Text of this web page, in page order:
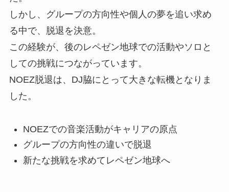
しかし、グループの方向性や個人の夢を追い求め
る中で、脱退を決意。
この経験が、後のレペゼン地球での活動やソロと
しての挑戦につながっています。
NOEZ脱退は、DJ脇にとって大きな転機となりま
した。
NOEZでの音楽活動がキャリアの原点
グループの方向性の違いで脱退
新たな挑戦を求めてレペゼン地球へ